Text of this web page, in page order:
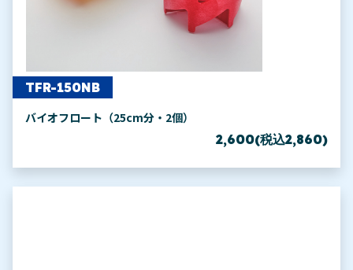
TFR-150NB
バイオフロート（25cm分・2個）
2,600(税込2,860)